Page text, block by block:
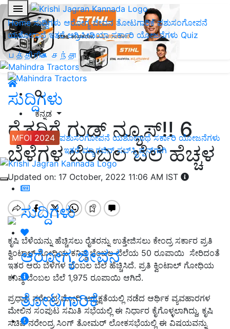
Home ಸುದ್ದಿಗಳು ಆರೋಗ್ಯ ಜೀವನ ತೋಟಗಾರಿಕೆಪಶುಸಂಗೋಪನೆ
ಯಶೋಗಾಥೆ ಇತರೆ ಅಗ್ರಿಪೀಡಿಯಾ ಸರ್ಕಾರಿ ಯೋಜನೆಗಳು Quiz
பத்திரிகை சந்தா
ಕನ್ನಡ
MFOI 2024 ಪಶುಸಂಗೋಪನೆ ಯಶೋಗಾಥೆ ಸರ್ಕಾರಿ ಯೋಜನೆಗಳು
ಇತರೆ ಮ್ಯಾಗಜಿನ್‌ ಸಬ್‌ಸ್ಕ್ರಿಪ್ಷನ್‌ಗಾಗಿ
ಸುದ್ದಿಗಳು
ಆರೋಗ್ಯ ಜೀವನ
ತೋಟಗಾರಿಕೆ
ಸುದ್ದಿಗಳು
ರೈತರಿಗೆ ಗುಡ್ ನ್ಯೂಸ್!! 6
ಬೆಳೆಗಳ ಬೆಂಬಲ ಬೆಲೆ ಹೆಚ್ಚಳ
Updated on: 17 October, 2022 11:06 AM IST
ಕೃಷಿ ಬೆಳೆಯನ್ನು ಹೆಚ್ಚಿಸಲು ರೈತರನ್ನು ಉತ್ತೇಜಿಸಲು ಕೇಂದ್ರ ಸರ್ಕಾರ ಪ್ರತಿ
ಕ್ವಿಂಟಾಲ್ ಗೋಧಿಯ ಕನಿಷ್ಠ ಬೆಂಬಲ ಬೆಲೆಯ 50 ರೂಪಾಯಿ ಸೇರಿದಂತೆ
ಇತರ ಆರು ಬೆಳೆಗಳ ಬೆಂಬಲ ಬೆಲೆ ಹೆಚ್ಚಿಸಿದೆ. ಪ್ರತಿ ಕ್ವಿಂಟಾಲ್ ಗೋಧಿಯ
ಕನಿಷ್ಠ ಬೆಂಬಲ ಬೆಲೆ 1,975 ರೂಪಾಯಿ ಆಗಿದೆ.
ಪ್ರಧಾನಿ ನರೇಂದ್ರ ಮೋದಿ ಅಧ್ಯಕ್ಷತೆಯಲ್ಲಿ ನಡೆದ ಆರ್ಥಿಕ ವ್ಯವಹಾರಗಳ
ಮೇಲಿನ ಸಂಪುಟ ಸಮಿತಿ ಸಭೆಯಲ್ಲಿ ಈ ನಿರ್ಧಾರ ಕೈಗೊಳ್ಳಲಾಗಿದ್ದು, ಕೃಷಿ
ಸಚಿವ ನರೇಂದ್ರ ಸಿಂಗ್ ತೋಮರ್ ಲೋಕಸಭೆಯಲ್ಲಿ ಈ ವಿಷಯವನ್ನು